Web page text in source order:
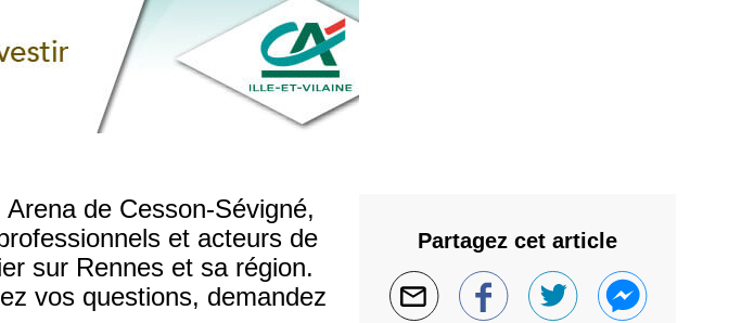
de Cesson-Sévigné,
et acteurs de
sur Rennes et sa région.
vos questions, demandez
Partagez cet article